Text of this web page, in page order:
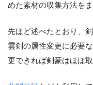
めた素材の収集方法をま
先ほど述べたとおり、
雲剣の属性変更に必要
更できれば剣豪はほぼ